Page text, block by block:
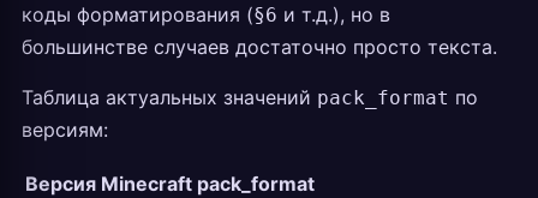
коды форматирования (§6 и т.д.), но в
большинстве случаев достаточно просто текста.
Таблица актуальных значений pack_format по
версиям:
Версия Minecraft pack_format